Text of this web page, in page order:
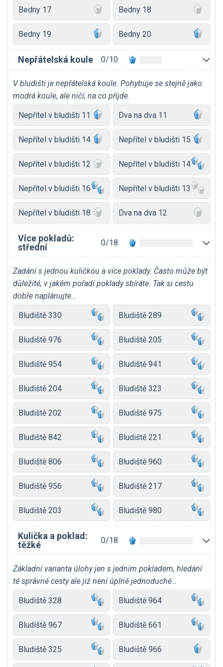
Bedny 17 Bedny 18
Bedny 19 Bedny 20
Nepřátelská koule 0/10
V bludišti je nepřátelská koule. Pohybuje se stejně jako
modrá koule, ale ničí, na co přijde.
Nepřítel v bludišti 11 Dva na dva 11
Nepřítel v bludišti 14 Nepřítel v bludišti 15
Nepřítel v bludišti 12 Nepřítel v bludišti 14
Nepřítel v bludišti 16 Nepřítel v bludišti 13
Nepřítel v bludišti 18 Dva na dva 12
Více pokladů:
střední
0/18
Zadání s jednou kuličkou a více poklady. Často může být
důležité, v jakém pořadí poklady sbíráte. Tak si cestu
dobře naplánujte…
Bludiště 330 Bludiště 289
Bludiště 976 Bludiště 205
Bludiště 954 Bludiště 941
Bludiště 204 Bludiště 323
Bludiště 202 Bludiště 975
Bludiště 842 Bludiště 221
Bludiště 806 Bludiště 960
Bludiště 956 Bludiště 217
Bludiště 203 Bludiště 980
Kulička a poklad:
těžké
0/18
Základní varianta úlohy jen s jedním pokladem, hledání
té správné cesty ale již není úplně jednoduché…
Bludiště 328 Bludiště 964
Bludiště 967 Bludiště 661
Bludiště 325 Bludiště 966